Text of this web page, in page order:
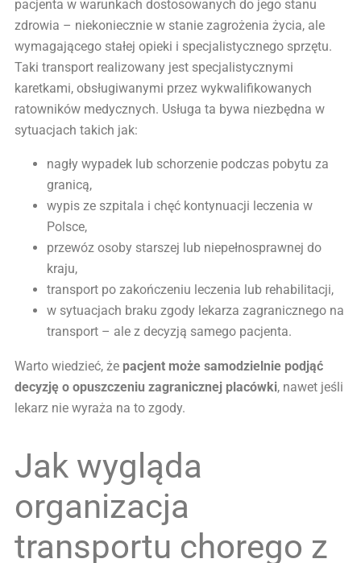
pacjenta w warunkach dostosowanych do jego stanu
zdrowia – niekoniecznie w stanie zagrożenia życia, ale
wymagającego stałej opieki i specjalistycznego sprzętu.
Taki transport realizowany jest specjalistycznymi
karetkami, obsługiwanymi przez wykwalifikowanych
ratowników medycznych. Usługa ta bywa niezbędna w
sytuacjach takich jak:
nagły wypadek lub schorzenie podczas pobytu za
granicą,
wypis ze szpitala i chęć kontynuacji leczenia w
Polsce,
przewóz osoby starszej lub niepełnosprawnej do
kraju,
transport po zakończeniu leczenia lub rehabilitacji,
w sytuacjach braku zgody lekarza zagranicznego na
transport – ale z decyzją samego pacjenta.
Warto wiedzieć, że pacjent może samodzielnie podjąć
decyzję o opuszczeniu zagranicznej placówki, nawet jeśli
lekarz nie wyraża na to zgody.
Jak wygląda
organizacja
transportu chorego z